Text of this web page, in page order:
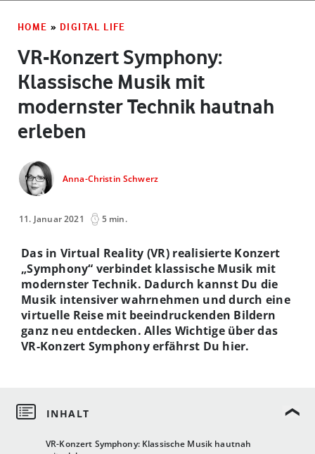
HOME » DIGITAL LIFE
VR-Konzert Symphony:
Klassische Musik mit
modernster Technik hautnah
erleben
Anna-Christin Schwerz
11. Januar 2021 5 min.
VR-Konzert Symphony: Klassische Musik hautnah
Das in Virtual Reality (VR) realisierte Konzert
„Symphony“ verbindet klassische Musik mit
modernster Technik. Dadurch kannst Du die
Musik intensiver wahrnehmen und durch eine
virtuelle Reise mit beeindruckenden Bildern
ganz neu entdecken. Alles Wichtige über das
VR-Konzert Symphony erfährst Du hier.